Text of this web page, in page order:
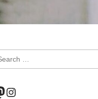
Instagram